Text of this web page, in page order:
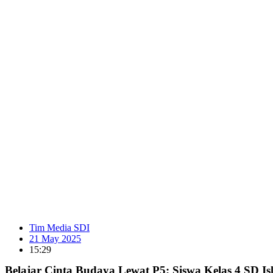
Tim Media SDI
21 May 2025
15:29
Belajar Cinta Budaya Lewat P5: Siswa Kelas 4 SD